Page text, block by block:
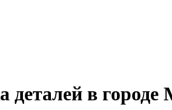
деталей в городе